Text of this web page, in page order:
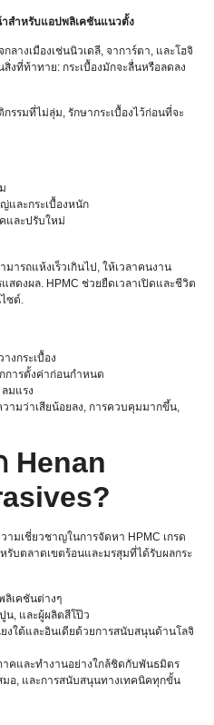
สำหรับแอปพลิเคชันแนวตั้ง
ลางเมืองเช่นนิวเดลี, จาการ์ตา, และโฮจิ
งที่ท้าทาย: กระเบื้องมักจะลื่นหรือลดลง
รรมที่ไม่ลุ่ม, รักษากระเบื้องไว้ก่อนที่จะ
และกระเบื้องหนัก
และปรับใหม่
ารถแห้งเร็วเกินไป, ให้เวลาคนงาน
สดงผล. HPMC ช่วยยืดเวลาเปิดและชีวิต
ซต์.
งกระเบื้อง
การตั้งค่าก่อนกำหนด
มแรง
ามว่าเสียน้อยลง, การควบคุมมากขึ้น,
Henan
ามเชี่ยวชาญในการจัดหา HPMC เกรด
รับตลาดเขตร้อนและมรสุมที่ได้รับผลกระ
ลิเคชันต่างๆ
น, และผู้ผลิตสีโป๊ว
ยงใต้และอินเดียด้วยการสนับสนุนด้านโลจิ
าคและทำงานอย่างใกล้ชิดกับพันธมิตร
อ, และการสนับสนุนทางเทคนิคทุกขั้น